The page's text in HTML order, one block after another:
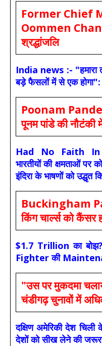
Former Chief
Oommen
श्रद्धांजलि
India news :- "हमारा
बड़े फैसलों में से एक
Poonam
पूनम पांडे की नौटंकी
Had No Faith
भारतीयों की क्षमताओं पर
इंदिरा के भाषणों को उद्धृत
Buckingham
किंग चार्ल्स को कैंसर
$1.7 Trillion का बोझ?
Fighter की
"उस पर मुकदमा
चंडीगढ़ चुनावों में
दक्षिण अमेरिकी देश
देशों को सीख लेने की